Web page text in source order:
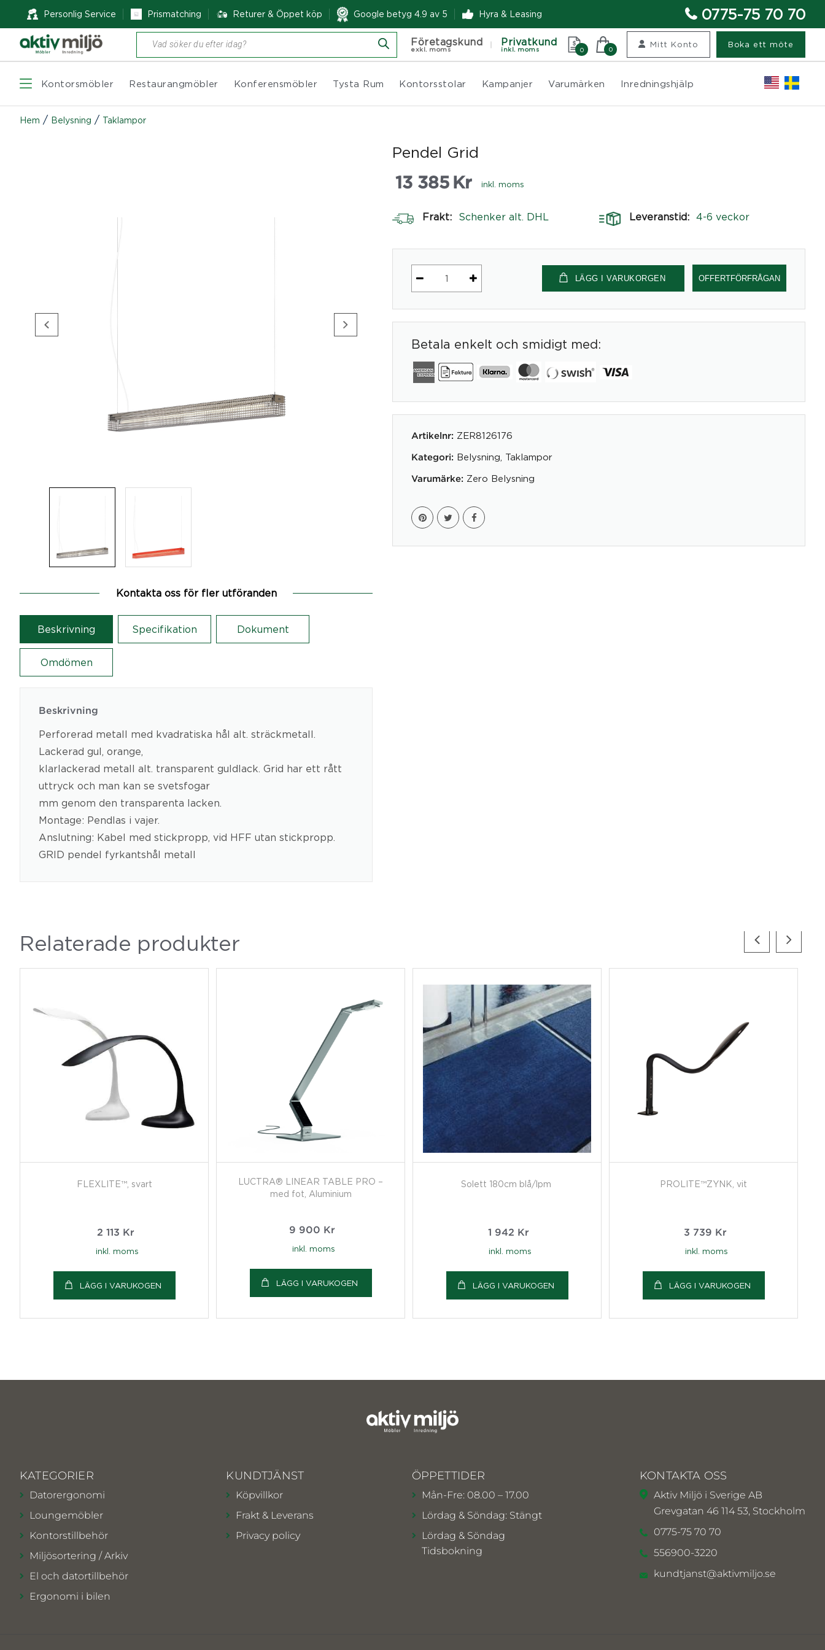
Personlig Service Prismatching Returer & Öppet köp Google betyg 4.9 av 5 Hyra & Leasing 0775-75 70 70
Produktsökning Företagskund
exkl. moms
Privatkund
inkl. moms 0 0
Mitt Konto Boka ett möte
Kontorsmöbler Restaurangmöbler Konferensmöbler Tysta Rum Kontorsstolar Kampanjer Varumärken Inredningshjälp
Hem / Belysning / Taklampor
Kontakta oss för fler utföranden
Beskrivning Specifikation Dokument
Omdömen
Beskrivning
Perforerad metall med kvadratiska hål alt. sträckmetall.
Lackerad gul, orange,
klarlackerad metall alt. transparent guldlack. Grid har ett rått
uttryck och man kan se svetsfogar
mm genom den transparenta lacken.
Montage: Pendlas i vajer.
Anslutning: Kabel med stickpropp, vid HFF utan stickpropp.
GRID pendel fyrkantshål metall
Pendel Grid
13 385 Kr inkl. moms
Frakt: Schenker alt. DHL Leveranstid: 4-6 veckor
LÄGG I VARUKORGEN OFFERTFÖRFRÅGAN
Betala enkelt och smidigt med:
Artikelnr: ZER8126176
Kategori: Belysning Taklampor
Varumärke: Zero Belysning
Relaterade produkter
FLEXLITE™, svart
2 113 Kr
inkl. moms
LÄGG I VARUKOGEN
LUCTRA® LINEAR TABLE PRO –
med fot, Aluminium
9 900 Kr
inkl. moms
LÄGG I VARUKOGEN
Solett 180cm blå/lpm
1 942 Kr
inkl. moms
LÄGG I VARUKOGEN
PROLITE™ZYNK, vit
3 739 Kr
inkl. moms
LÄGG I VARUKOGEN
KATEGORIER
Datorergonomi
Loungemöbler
Kontorstillbehör
Miljösortering / Arkiv
El och datortillbehör
Ergonomi i bilen
KUNDTJÄNST
Köpvillkor
Frakt & Leverans
Privacy policy
ÖPPETTIDER
Mån-Fre: 08.00 – 17.00
Lördag & Söndag: Stängt
Lördag & Söndag
Tidsbokning
KONTAKTA OSS
Aktiv Miljö i Sverige AB
Grevgatan 46 114 53, Stockholm
0775-75 70 70
556900-3220
kundtjanst@aktivmiljo.se